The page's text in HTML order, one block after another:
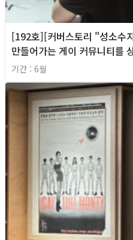
[192호][커버스토리 "성소수
만들어가는 게이 커뮤니티를
기간 : 6월